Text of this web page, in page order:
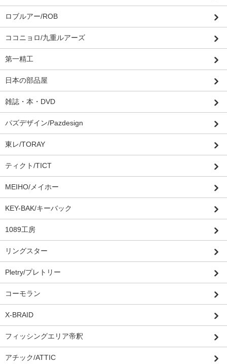
ロブルアー/ROB
ココニョロ/九重ルアーズ
第一精工
日本の部品屋
雑誌・本・DVD
パズデザイン/Pazdesign
東レ/TORAY
ティクト/TICT
MEIHO/メイホー
KEY-BAK/キーバック
1089工房
リングスター
Pletry/プレトリー
コーモラン
X-BRAID
フィッシングエリア帝釈
アチック/ATTIC